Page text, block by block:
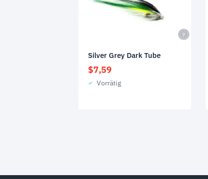
Silver Grey Dark Tube
$7,59
Vorrätig